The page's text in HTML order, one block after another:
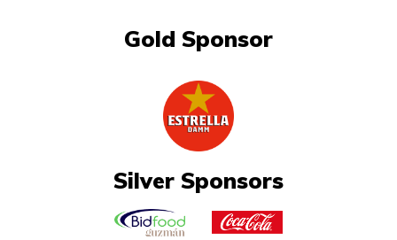
Gold Sponsor
Silver Sponsors